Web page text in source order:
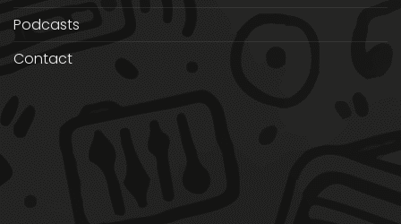
Podcasts
Contact